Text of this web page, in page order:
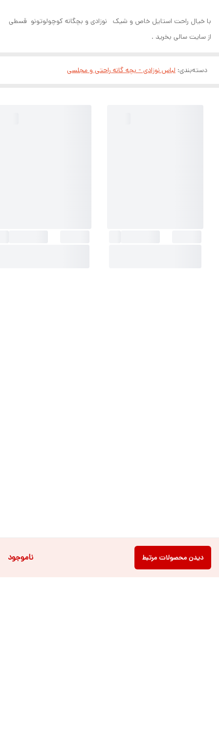
ناموجود دیدن محصولات مرتبط
با خیال راحت استایل خاص و شیک نوزادی و بچگانه کوچولوتونو قسطی
از سایت سالی بخرید .
دسته‌بندی: لباس نوزادی - بچه گانه راحتی و مجلسی